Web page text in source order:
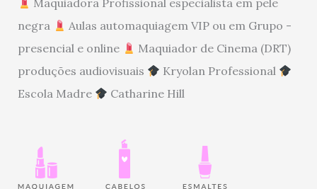
negra
Aulas automaquiagem VIP ou em Grupo -
presencial e online
Maquiador de Cinema (DRT)
produções audiovisuais
Kryolan Professional
Escola Madre
Catharine Hill